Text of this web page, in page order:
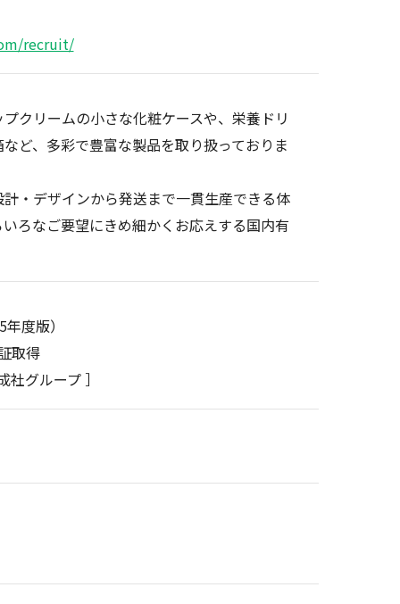
recruit/
クリームの小さな化粧ケースや、栄養ドリ
ど、多彩で豊富な製品を取り扱っておりま
・デザインから発送まで一貫生産できる体
ろなご要望にきめ細かくお応えする国内有
度版）
取得
社グループ ］